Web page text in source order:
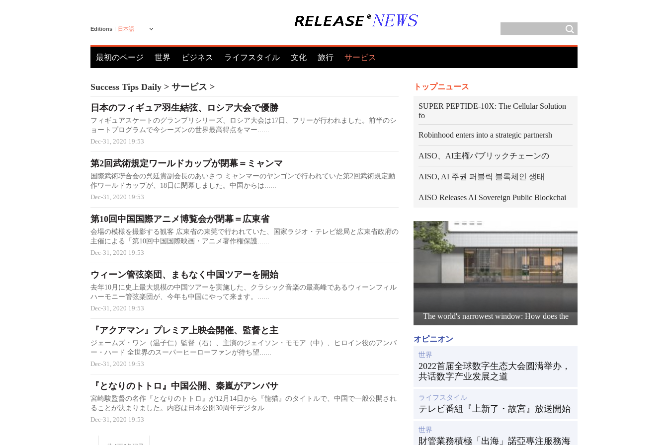
Editions 日本語
最初のページ 世界 ビジネス ライフスタイル 文化 旅行 サービス
Success Tips Daily > サービス >
日本のフィギュア羽生結弦、ロシア大会で優勝
フィギュアスケートのグランプリシリーズ、ロシア大会は17日、フリーが行われました。前半のシ
ョートプログラムで今シーズンの世界最高得点をマー......
Dec-31, 2020 19:53
第2回武術規定ワールドカップが閉幕＝ミャンマ
国際武術聨合会の呉廷貴副会長のあいさつ ミャンマーのヤンゴンで行われていた第2回武術規定動
作ワールドカップが、18日に閉幕しました。中国からは......
Dec-31, 2020 19:53
第10回中国国際アニメ博覧会が閉幕＝広東省
会場の模様を撮影する観客 広東省の東莞で行われていた、国家ラジオ・テレビ総局と広東省政府の
主催による「第10回中国国際映画・アニメ著作権保護......
Dec-31, 2020 19:53
ウィーン管弦楽団、まもなく中国ツアーを開始
去年10月に史上最大規模の中国ツアーを実施した、クラシック音楽の最高峰であるウィーンフィル
ハーモニー管弦楽団が、今年も中国にやって来ます。......
Dec-31, 2020 19:53
『アクアマン』プレミア上映会開催、監督と主
ジェームズ・ワン（温子仁）監督（右）、主演のジェイソン・モモア（中）、ヒロイン役のアンバ
ー・ハード 全世界のスーパーヒーローファンが待ち望......
Dec-31, 2020 19:53
『となりのトトロ』中国公開、秦嵐がアンバサ
宮崎駿監督の名作『となりのトトロ』が12月14日から『龍猫』のタイトルで、中国で一般公開され
ることが決まりました。内容は日本公開30周年デジタル......
Dec-31, 2020 19:53
トップニュース
SUPER PEPTIDE-10X: The Cellular Solution
fo
Robinhood enters into a strategic partnersh
AISO、AI主権パブリックチェーンの
AISO, AI 주권 퍼블릭 블록체인 생태
AISO Releases AI Sovereign Public Blockchai
The world's narrowest window: How does the
オピニオン
世界
2022首届全球数字生态大会圆满举办，
共话数字产业发展之道
ライフスタイル
テレビ番組『上新了・故宮』放送開始
世界
財管業務積極「出海」諾亞專注服務海